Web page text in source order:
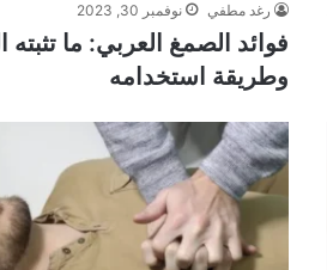
رغد مطفي نوفمبر 30, 2023
فوائد الصمغ العربي: ما
وطريقة استخدامه